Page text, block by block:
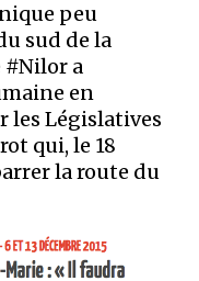
peu
sud de la
a
en
les Législatives
qui, le 18
la route du